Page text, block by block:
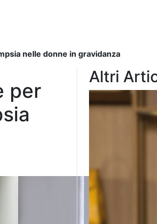
nelle donne in gravidanza
per
Altri